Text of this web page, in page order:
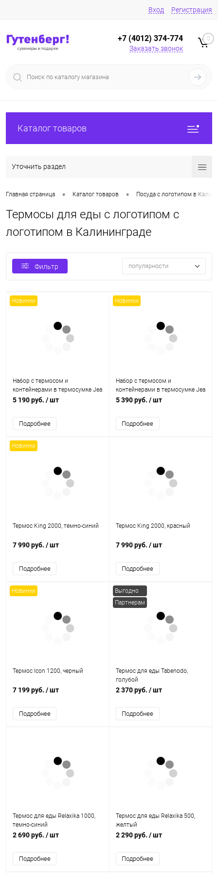
Вход Регистрация
+7 (4012) 374-774
Заказать звонок
0
Каталог товаров
Уточнить раздел
Главная страница • Каталог товаров • Посуда с логотипом в
Термосы для еды с логотипом с
логотипом в Калининграде
Фильтр популярности
Новинки
Набор с термосом и
контейнерами в термосумке Jea
800, хаки
5 190 руб. / шт
Подробнее
Новинки
Набор с термосом и
контейнерами в термосумке Jea
1000, черный
5 390 руб. / шт
Подробнее
Новинки
Термос King 2000, темно-синий
7 990 руб. / шт
Подробнее
Термос King 2000, красный
7 990 руб. / шт
Подробнее
Новинки
Термос Icon 1200, черный
7 199 руб. / шт
Подробнее
Выгодно
Партнерам
Термос для еды Tabenodo,
голубой
2 370 руб. / шт
Подробнее
Термос для еды Relaxika 1000,
темно-синий
2 690 руб. / шт
Подробнее
Термос для еды Relaxika 500,
желтый
2 290 руб. / шт
Подробнее